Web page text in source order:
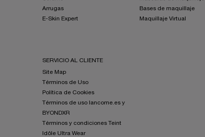
Arrugas
E-Skin Expert
Bases de maquillaje
Maquillaje Virtual
SERVICIO AL CLIENTE
Site Map
Términos de Uso
Política de Cookies
Términos de uso lancome.es y
BYONDXR
Términos y condiciones Teint
Idôle Ultra Wear